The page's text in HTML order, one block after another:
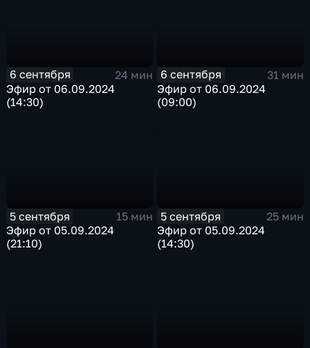
6 сентября
24 мин
Эфир от 06.09.2024
(14:30)
6 сентября
31 мин
Эфир от 06.09.2024
(09:00)
5 сентября
15 мин
Эфир от 05.09.2024
(21:10)
5 сентября
25 мин
Эфир от 05.09.2024
(14:30)